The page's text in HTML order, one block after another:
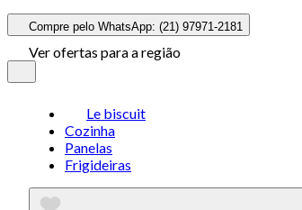
Compre pelo WhatsApp: (21) 97971-2181
Ver ofertas para a região
Le biscuit
Cozinha
Panelas
Frigideiras